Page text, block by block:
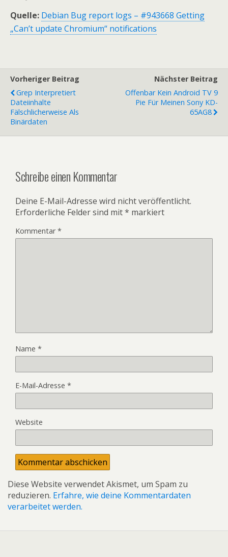
Quelle: Debian Bug report logs – #943668 Getting
„Can’t update Chromium“ notifications
Vorheriger Beitrag
Grep Interpretiert
Dateiinhalte
Fälschlicherweise Als
Binärdaten
Nächster Beitrag
Offenbar Kein Android TV 9
Pie Für Meinen Sony KD-
65AG8
Schreibe einen Kommentar
Deine E-Mail-Adresse wird nicht veröffentlicht.
Erforderliche Felder sind mit* markiert
Kommentar*
Name *
E-Mail-Adresse *
Website
Diese Website verwendet Akismet, um Spam zu
reduzieren. Erfahre, wie deine Kommentardaten
verarbeitet werden.